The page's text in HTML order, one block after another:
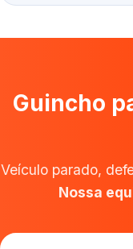
Guincho
Veículo parado,
Nossa